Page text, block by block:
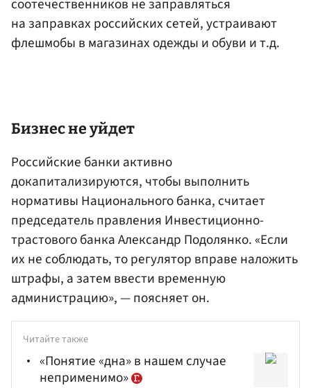
соотечественников не заправляться
на заправках российских сетей, устраивают
флешмобы в магазинах одежды и обуви и т.д.
Бизнес не уйдет
Российские банки активно
докапитализируются, чтобы выполнить
нормативы Национального банка, считает
председатель правления Инвестиционно-
трастового банка Александр Подолянко. «Если
их не соблюдать, то регулятор вправе наложить
штрафы, а затем ввести временную
администрацию», — поясняет он.
Читайте также
«Понятие «дна» в нашем случае
неприменимо»